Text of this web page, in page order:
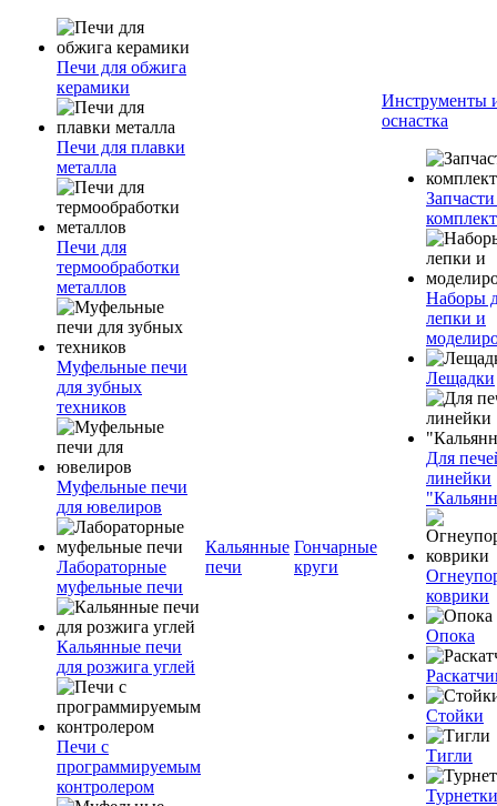
Печи для обжига
керамики
Печи для плавки
металла
Печи для
термообработки
металлов
Муфельные печи
для зубных
техников
Муфельные печи
для ювелиров
Лабораторные
муфельные печи
Кальянные печи
для розжига углей
Печи с
программируемым
контролером
Кальянные
печи
Гончарные
круги
Инструменты
оснастка
Наборы
лепки и
Лещадки
Для
линейки
коврики
Опока
Стойки
Тигли
Турнетки